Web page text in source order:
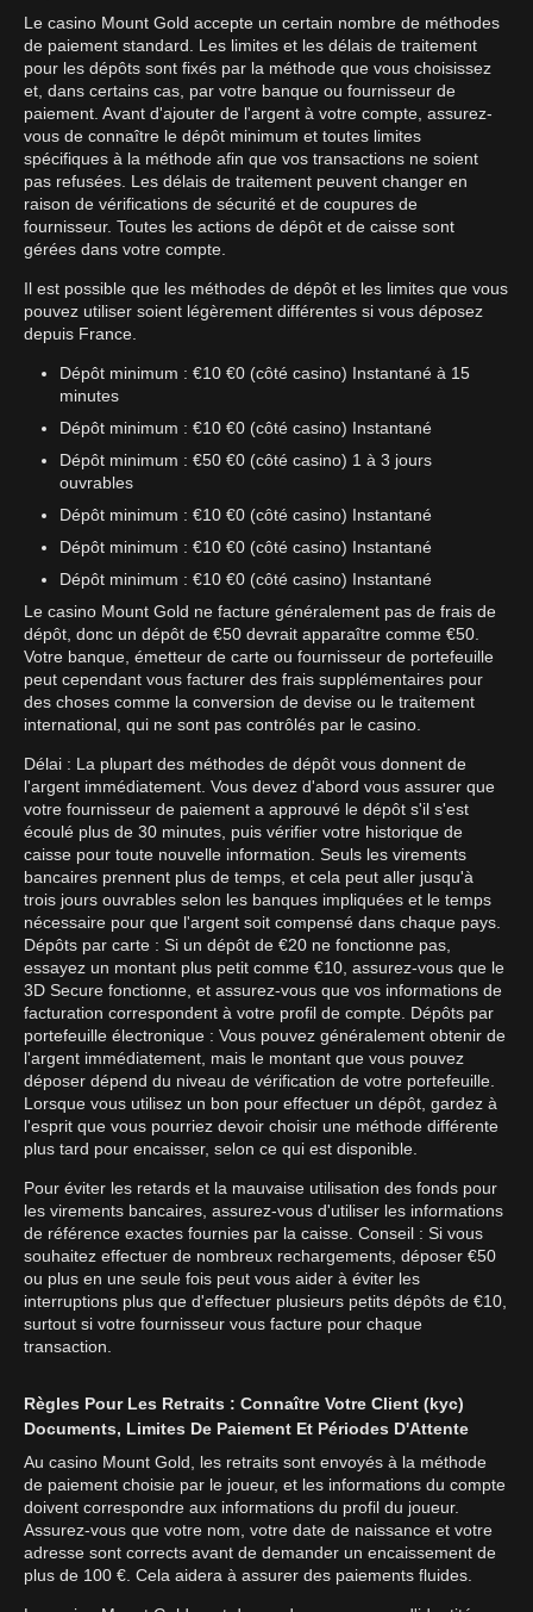
Le casino Mount Gold accepte un certain nombre de méthodes
de paiement standard. Les limites et les délais de traitement
pour les dépôts sont fixés par la méthode que vous choisissez
et, dans certains cas, par votre banque ou fournisseur de
paiement. Avant d'ajouter de l'argent à votre compte, assurez-
vous de connaître le dépôt minimum et toutes limites
spécifiques à la méthode afin que vos transactions ne soient
pas refusées. Les délais de traitement peuvent changer en
raison de vérifications de sécurité et de coupures de
fournisseur. Toutes les actions de dépôt et de caisse sont
gérées dans votre compte.
Il est possible que les méthodes de dépôt et les limites que vous
pouvez utiliser soient légèrement différentes si vous déposez
depuis France.
Dépôt minimum : €10 €0 (côté casino) Instantané à 15
minutes
Dépôt minimum : €10 €0 (côté casino) Instantané
Dépôt minimum : €50 €0 (côté casino) 1 à 3 jours
ouvrables
Dépôt minimum : €10 €0 (côté casino) Instantané
Dépôt minimum : €10 €0 (côté casino) Instantané
Dépôt minimum : €10 €0 (côté casino) Instantané
Le casino Mount Gold ne facture généralement pas de frais de
dépôt, donc un dépôt de €50 devrait apparaître comme €50.
Votre banque, émetteur de carte ou fournisseur de portefeuille
peut cependant vous facturer des frais supplémentaires pour
des choses comme la conversion de devise ou le traitement
international, qui ne sont pas contrôlés par le casino.
Délai : La plupart des méthodes de dépôt vous donnent de
l'argent immédiatement. Vous devez d'abord vous assurer que
votre fournisseur de paiement a approuvé le dépôt s'il s'est
écoulé plus de 30 minutes, puis vérifier votre historique de
caisse pour toute nouvelle information. Seuls les virements
bancaires prennent plus de temps, et cela peut aller jusqu'à
trois jours ouvrables selon les banques impliquées et le temps
nécessaire pour que l'argent soit compensé dans chaque pays.
Dépôts par carte : Si un dépôt de €20 ne fonctionne pas,
essayez un montant plus petit comme €10, assurez-vous que le
3D Secure fonctionne, et assurez-vous que vos informations de
facturation correspondent à votre profil de compte. Dépôts par
portefeuille électronique : Vous pouvez généralement obtenir de
l'argent immédiatement, mais le montant que vous pouvez
déposer dépend du niveau de vérification de votre portefeuille.
Lorsque vous utilisez un bon pour effectuer un dépôt, gardez à
l'esprit que vous pourriez devoir choisir une méthode différente
plus tard pour encaisser, selon ce qui est disponible.
Pour éviter les retards et la mauvaise utilisation des fonds pour
les virements bancaires, assurez-vous d'utiliser les informations
de référence exactes fournies par la caisse. Conseil : Si vous
souhaitez effectuer de nombreux rechargements, déposer €50
ou plus en une seule fois peut vous aider à éviter les
interruptions plus que d'effectuer plusieurs petits dépôts de €10,
surtout si votre fournisseur vous facture pour chaque
transaction.
Règles Pour Les Retraits : Connaître Votre Client (kyc)
Documents, Limites De Paiement Et Périodes D'Attente
Au casino Mount Gold, les retraits sont envoyés à la méthode
de paiement choisie par le joueur, et les informations du compte
doivent correspondre aux informations du profil du joueur.
Assurez-vous que votre nom, votre date de naissance et votre
adresse sont corrects avant de demander un encaissement de
plus de 100 €. Cela aidera à assurer des paiements fluides.